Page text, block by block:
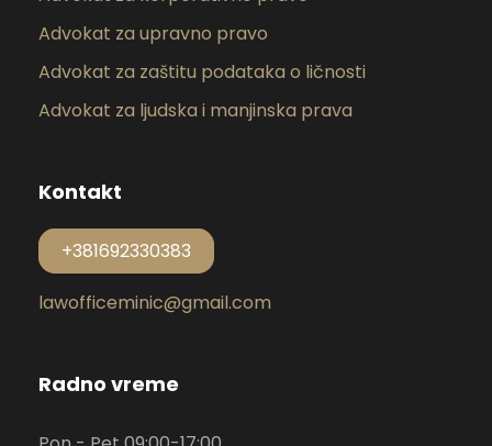
Advokat za upravno pravo
Advokat za zaštitu podataka o ličnosti
Advokat za ljudska i manjinska prava
Kontakt
+381692330383
lawofficeminic@gmail.com
Radno vreme